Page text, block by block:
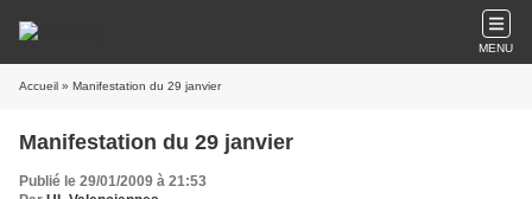
MENU
Accueil » Manifestation du 29 janvier
Manifestation du 29 janvier
Publié le 29/01/2009 à 21:53